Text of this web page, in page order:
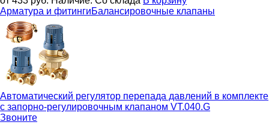
Арматура и фитингиБалансировочные клапаны
Автоматический регулятор перепада давлений в комплекте
с запорно-регулировочным клапаном VT.040.G
Звоните